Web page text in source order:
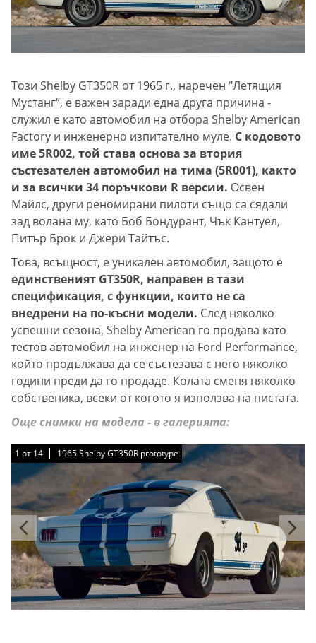
Този Shelby GT350R от 1965 г., наречен "Летящия
Мустанг“, е важен заради една друга причина -
служил е като автомобил на отбора Shelby American
Factory и инженерно изпитателно муле. С кодовото
име 5R002, той става основа за втория
състезателен автомобил на тима (5R001), както
и за всички 34 поръчкови R версии. Освен
Майлс, други реномирани пилоти също са сядали
зад волана му, като Боб Бондурант, Чък Кантуел,
Питър Брок и Джери Тайтъс.
Това, всъщност, е уникален автомобил, защото е
единственият GT350R, направен в тази
спецификация, с функции, които не са
внедрени на по-късни модели. След няколко
успешни сезона, Shelby American го продава като
тестов автомобил на инженер на Ford Performance,
който продължава да се състезава с него няколко
години преди да го продаде. Колата сменя няколко
собственика, всеки от когото я използва на пистата.
Още снимки на модела - в галерията:
1 от 14 1965 Shelby GT350R prototype
1 от 14 1965 Shelby GT350R prototype
1 от 14 1965 Shelby GT350R prototype
1 от 14 1965 Shelby GT350R prototype
1 от 14 1965 Shelby GT350R prototype
1 от 14 1965 Shelby GT350R prototype
1 от 14 1965 Shelby GT350R prototype
1 от 14 1965 Shelby GT350R prototype
1 от 14 1965 Shelby GT350R prototype
1 от 14 1965 Shelby GT350R prototype
1 от 14 1965 Shelby GT350R prototype
1 от 14 1965 Shelby GT350R prototype
1 от 14 1965 Shelby GT350R prototype
1 от 14 1965 Shelby GT350R prototype